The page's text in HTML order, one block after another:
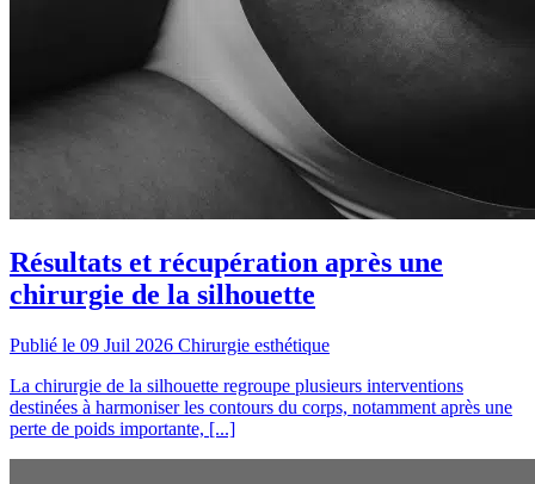
Résultats et récupération après une
chirurgie de la silhouette
Publié le 09 Juil 2026 Chirurgie esthétique
La chirurgie de la silhouette regroupe plusieurs interventions
destinées à harmoniser les contours du corps, notamment après une
perte de poids importante, [...]